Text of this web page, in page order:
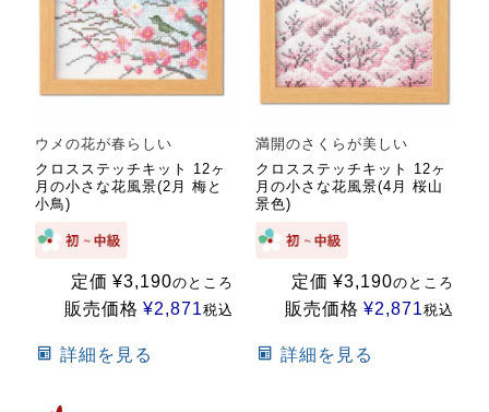
ウメの花が春らしい
クロスステッチキット 12ヶ
月の小さな花風景(2月 梅と
小鳥)
定価 ¥3,190のところ
販売価格 ¥2,871税込
詳細を見る
満開のさくらが美しい
クロスステッチキット 12ヶ
月の小さな花風景(4月 桜山
景色)
定価 ¥3,190のところ
販売価格 ¥2,871税込
詳細を見る